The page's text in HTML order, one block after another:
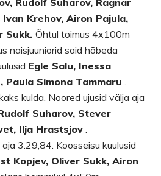
Ivan Krehov, Airon Pajula,
Sukk.Õhtul toimus 4x100m
naisjuuniorid said hõbeda
Egle Salu, Inessa
Paula Simona Tammaru
kulda. Noored ujusid välja aja
Suharov, Stever
Ilja Hrastsjov
3.29,84. Koosseisu kuulusid
Kopjev, Oliver Sukk, Airon